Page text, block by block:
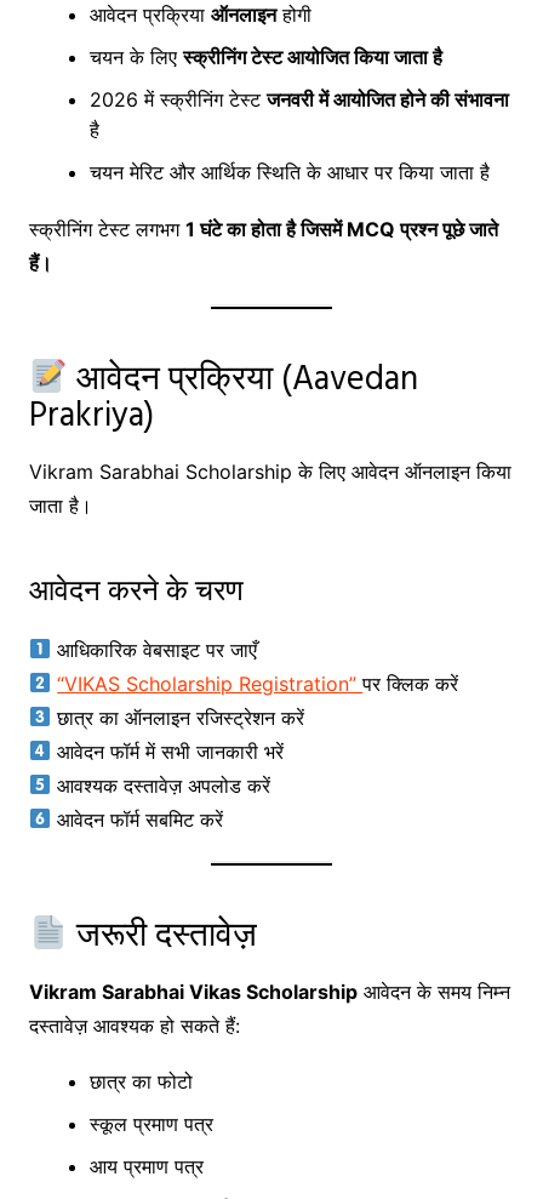
आवेदन प्रक्रिया ऑनलाइनहोगी
चयन के लिएस्क्रीनिंग टेस्ट आयोजित किया जाता है
2026 में स्क्रीनिंग टेस्टजनवरी में आयोजित होने की संभावना
है
चयन मेरिट और आर्थिक स्थिति के आधार पर किया जाता है
स्क्रीनिंग टेस्ट लगभग 1 घंटे का होता है जिसमें MCQ प्रश्न पूछे जाते
हैं।
आवेदन प्रक्रिया (Aavedan
Prakriya)
Vikram Sarabhai Scholarship के लिए आवेदन ऑनलाइन किया
जाता है।
आवेदन करने के चरण
आधिकारिक वेबसाइट पर जाएँ
“VIKAS Scholarship Registration”पर क्लिक करें
छात्र का ऑनलाइन रजिस्ट्रेशन करें
आवेदन फॉर्म में सभी जानकारी भरें
आवश्यक दस्तावेज़ अपलोड करें
आवेदन फॉर्म सबमिट करें
जरूरी दस्तावेज़
Vikram Sarabhai Vikas Scholarshipआवेदन के समय निम्न
दस्तावेज़ आवश्यक हो सकते हैं:
छात्र का फोटो
स्कूल प्रमाण पत्र
आय प्रमाण पत्र